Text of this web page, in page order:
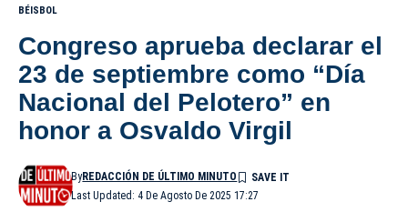
BÉISBOL
Congreso aprueba declarar el
23 de septiembre como “Día
Nacional del Pelotero” en
honor a Osvaldo Virgil
Last Updated: 4 De Agosto De 2025 17:27
ByREDACCIÓN DE ÚLTIMO MINUTO